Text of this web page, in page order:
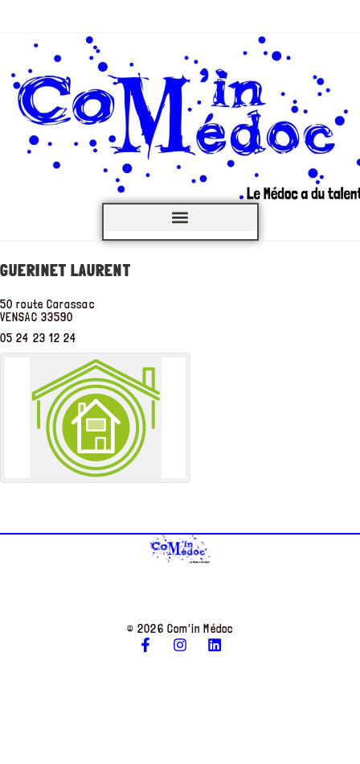
GUERINET LAURENT
50 route Carassac
VENSAC 33590
05 24 23 12 24
© 2026 Com’in Médoc